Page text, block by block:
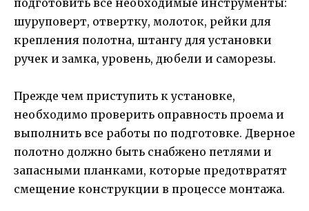
шуруповерт, отвертку, молоток, рейки для
крепления полотна, штангу для установки
ручек и замка, уровень, дюбели и саморезы.
Прежде чем приступить к установке,
необходимо проверить оправность проема и
выполнить все работы по подготовке. Дверное
полотно должно быть снабжено петлями и
запасными планками, которые предотвратят
смещение конструкции в процессе монтажа.